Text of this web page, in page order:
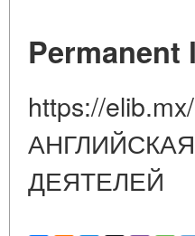
https://
ДЕЯТЕЛЕЙ